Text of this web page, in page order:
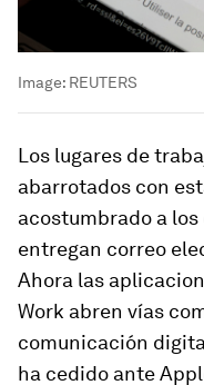
Image: REUTERS
Los lugares de
abarrotados con
acostumbrado a
entregan correo
Ahora las
Work abren vías
comunicación
ha cedido ante